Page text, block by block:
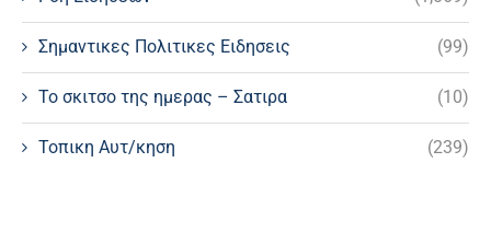
Σημαντικες Πολιτικες Ειδησεις (99)
Το σκιτσο της ημερας – Σατιρα (10)
Τοπικη Αυτ/κηση (239)